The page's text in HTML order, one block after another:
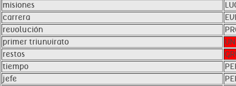
misiones
carrera
revolución
primer triunvirato
restos
tiempo
jefe